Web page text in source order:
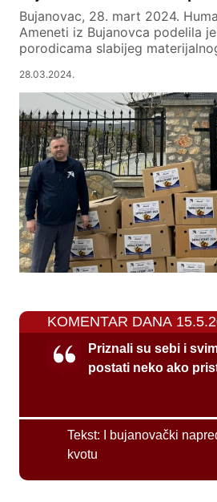
Bujanovac, 28. mart 2024.
Ameneti iz Bujanovca podelila
porodicama slabijeg
28.03.2024.
KOMENTAR DANA
Priznali su sebi i
postati neko ako
Tekst:
I bujanovački
kvotu